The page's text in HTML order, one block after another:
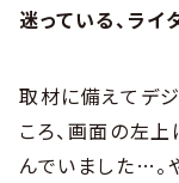
迷っている、ライ
取材に備えてデ
ころ、画面の左
んでいました…。